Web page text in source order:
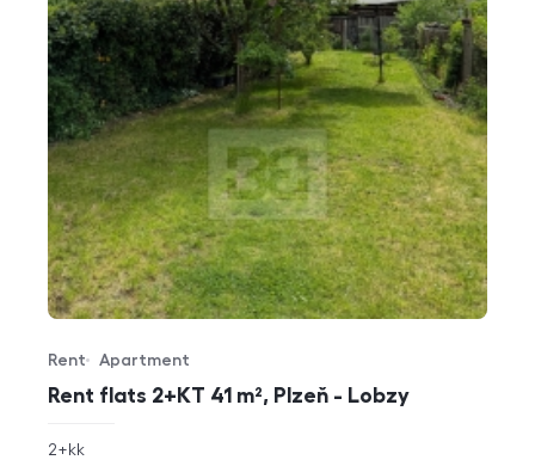
Rent flats 2+KT 41 m², Plzeň - Lobzy
Offer type
Rent
Property type
Apartment
rozměry
2+kk